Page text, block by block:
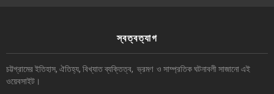
স্বত্বত্যাগ
চট্টগ্রামের ইতিহাস, ঐতিহ্য, বিখ্যাত ব্যক্তিত্ব, ভ্রমণ ও সাম্প্রতিক ঘটনাবলী সাজানো এই
ওয়েবসাইট।